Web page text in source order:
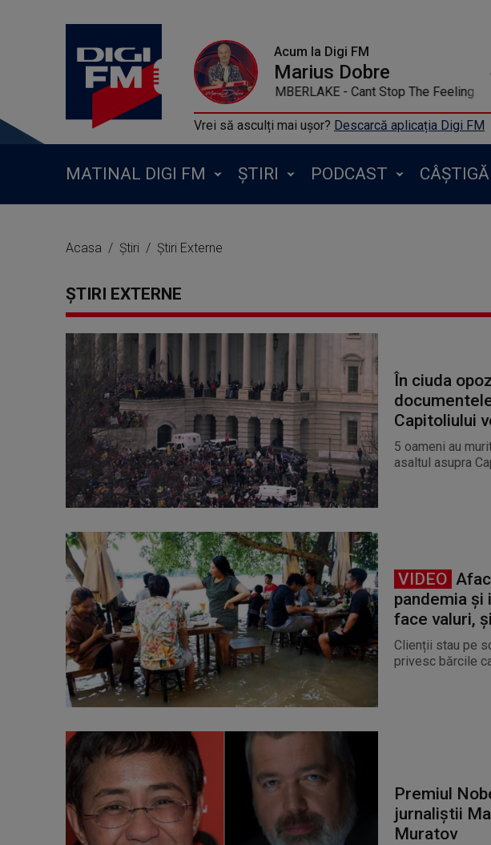
Acum la Digi FM
Marius Dobre
JUSTIN TIMBERLAKE - Cant Stop The
Vrei să asculți mai ușor? Descarcă aplicația Digi FM
MATINAL DIGI FM ȘTIRI PODCAST CÂȘTIGĂ
Acasa Știri Știri Externe
ȘTIRI EXTERNE
În ciuda
Capitoliului
5 oameni au
asaltul asupra
VIDEO
pandemia și
face valuri,
Clienții stau pe
privesc bărcile
Premiul
jurnaliștii
Muratov